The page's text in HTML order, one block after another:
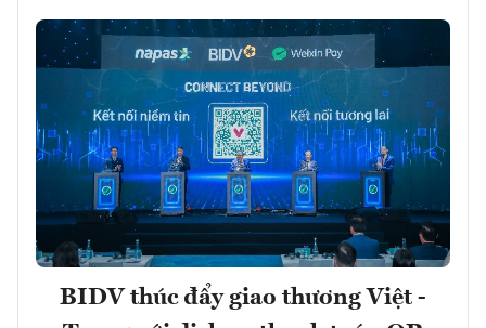
BIDV thúc đẩy giao thương Việt -